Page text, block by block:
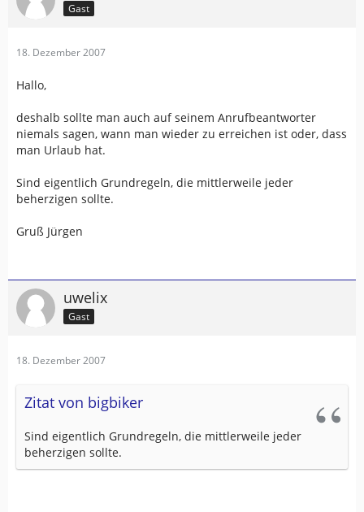
Gast
18. Dezember 2007
Hallo,
deshalb sollte man auch auf seinem Anrufbeantworter
niemals sagen, wann man wieder zu erreichen ist oder, dass
man Urlaub hat.
Sind eigentlich Grundregeln, die mittlerweile jeder
beherzigen sollte.
Gruß Jürgen
uwelix
Gast
18. Dezember 2007
Zitat von bigbiker
Sind eigentlich Grundregeln, die mittlerweile jeder
beherzigen sollte.